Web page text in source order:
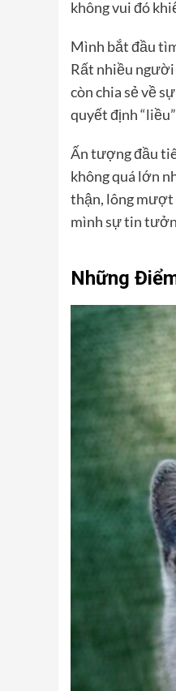
không vui đó
Mình bắt đầu
Rất nhiều người
còn chia sẻ về
quyết định
Ấn tượng đầu
không quá lớn
thận, lông mượt
mình sự tin
Những